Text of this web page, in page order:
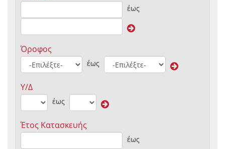
έως
Όροφος
έως
Υ/Δ
έως
Έτος Κατασκευής
έως